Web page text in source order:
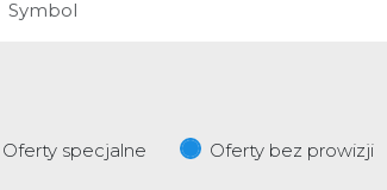
Oferty specjalne Oferty bez prowizji